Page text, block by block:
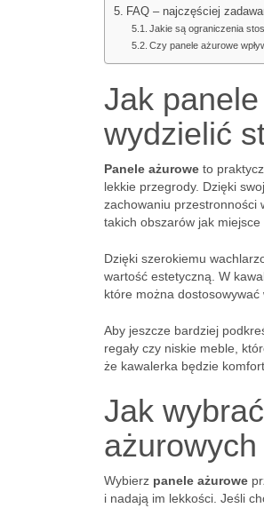
FAQ – najczęściej
Jakie są ograniczenia
Czy panele ażurowe
Jak
wydzielić
Panele ażurowe to
lekkie przegrody. Dzięki
zachowaniu przestronności
takich obszarów jak miejsce
Dzięki szerokiemu
wartość estetyczną. W
które można dostosowywać
Aby jeszcze bardziej
regały czy niskie meble,
że kawalerka będzie
Jak
Wybierz panele ażurowe
i nadają im lekkości. Jeśli